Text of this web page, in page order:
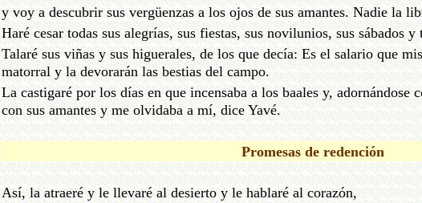
y voy a descubrir sus vergüenzas a los ojos de sus amantes. Nadie la
Haré cesar todas sus alegrías, sus fiestas, sus novilunios, sus sábados y
Talaré sus viñas y sus higuerales, de los que decía: Es el salario que
matorral y la devorarán las bestias del campo.
La castigaré por los días en que incensaba a los baales y, adornándose
con sus amantes y me olvidaba a mí, dice Yavé.
Promesas de redención
Así, la atraeré y le llevaré al desierto y le hablaré al corazón,